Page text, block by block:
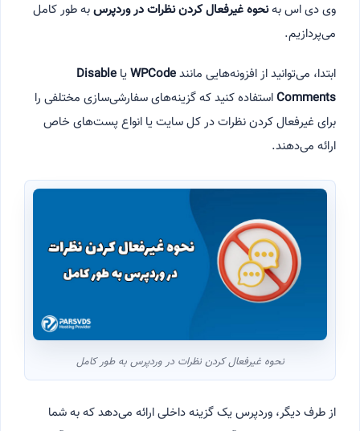
وی دی اس بهنحوه غیرفعال کردن نظرات در وردپرسبه طور کامل
می‌پردازیم.
ابتدا، می‌توانید از افزونه‌هایی مانندWPCodeیا Disable
Commentsاستفاده کنید که گزینه‌های سفارشی‌سازی مختلفی را
برای غیرفعال کردن نظرات در کل سایت یا انواع پست‌های خاص
ارائه می‌دهند.
نحوه غیرفعال کردن نظرات در وردپرس به طور کامل
از طرف دیگر، وردپرس یک گزینه داخلی ارائه می‌دهد که به شما